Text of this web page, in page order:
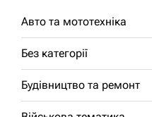
Авто та мототехніка
Без категорії
Будівництво та ремонт